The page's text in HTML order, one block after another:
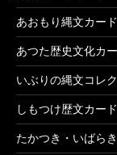
あおもり縄文カード
あつた歴史文化カ
いぶりの縄文コレ
しもつけ歴文カード
たかつき・いばら